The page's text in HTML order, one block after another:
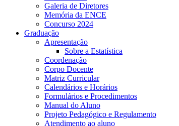
Galeria de Diretores
Memória da ENCE
Concurso 2024
Graduação
Apresentação
Sobre a Estatística
Coordenação
Corpo Docente
Matriz Curricular
Calendários e Horários
Formulários e Procedimentos
Manual do Aluno
Projeto Pedagógico e Regulamento
Atendimento ao aluno